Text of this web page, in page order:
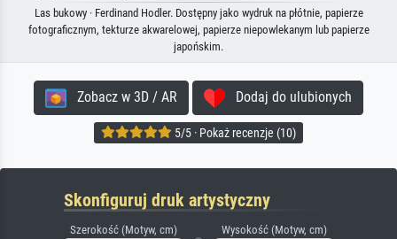
Las bukowy · Ferdinand Hodler. Dostępny jako wydruk na płótnie, papierze
fotograficznym, tekturze akwarelowej, papierze niepowlekanym lub papierze
japońskim.
Zobacz w 3D / AR Dodaj do ulubionych
5/5 · Pokaż recenzje (10)
Skonfiguruj druk artystyczny
Szerokość (Motyw, cm) Wysokość (Motyw, cm)